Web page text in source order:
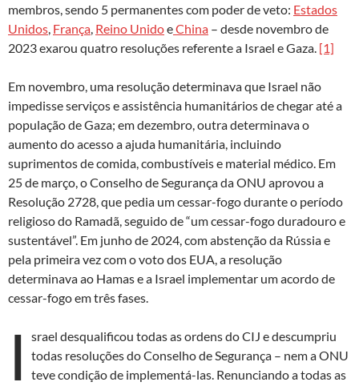
membros, sendo 5 permanentes com poder de veto: Estados
Unidos, França, Reino UnidoeChina – desde novembro de
2023 exarou quatro resoluções referente a Israel e Gaza. [1]
Em novembro, uma resolução determinava que Israel não
impedisse serviços e assistência humanitários de chegar até a
população de Gaza; em dezembro, outra determinava o
aumento do acesso a ajuda humanitária, incluindo
suprimentos de comida, combustíveis e material médico. Em
25 de março, o Conselho de Segurança da ONU aprovou a
Resolução 2728, que pedia um cessar-fogo durante o período
religioso do Ramadã, seguido de “um cessar-fogo duradouro e
sustentável”. Em junho de 2024, com abstenção da Rússia e
pela primeira vez com o voto dos EUA, a resolução
determinava ao Hamas e a Israel implementar um acordo de
cessar-fogo em três fases.
I
srael desqualificou todas as ordens do CIJ e descumpriu
todas resoluções do Conselho de Segurança – nem a ONU
teve condição de implementá-las. Renunciando a todas as